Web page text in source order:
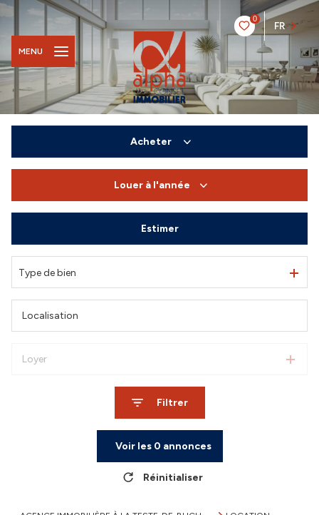
0
FR
MENU
Acheter
Du neuf
De l'immo pro
Louer à l'année
De l'immo pro
Estimer
Type de bien
Loyer
Filtrer
Voir les 0 annonces
Réinitialiser